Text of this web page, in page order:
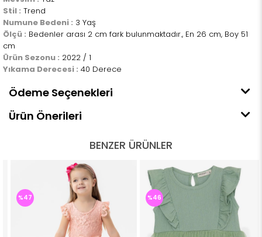
Stil : Trend
Numune Bedeni : 3 Yaş
Ölçü : Bedenler arası 2 cm fark bulunmaktadır., En 26 cm, Boy 51
cm
Ürün Sezonu : 2022 / 1
Yıkama Derecesi : 40 Derece
Ödeme Seçenekleri
Ürün Önerileri
BENZER ÜRÜNLER
%47 %46